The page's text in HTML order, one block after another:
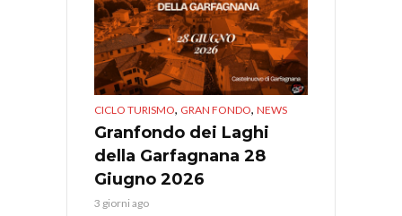
CICLO TURISMO, GRAN FONDO, NEWS
Granfondo dei Laghi
della Garfagnana 28
Giugno 2026
3 giorni ago